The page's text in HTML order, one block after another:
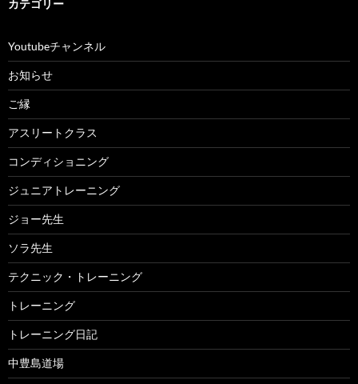
カテゴリー
Youtubeチャンネル
お知らせ
ご縁
アスリートクラス
コンディショニング
ジュニアトレーニング
ジョー先生
ソラ先生
テクニック・トレーニング
トレーニング
トレーニング日記
中豊島道場